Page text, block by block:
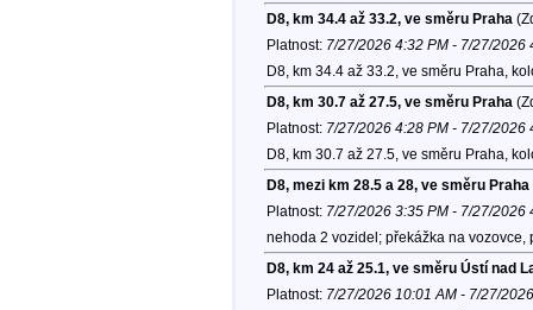
D8, km 34.4 až 33.2, ve směru Praha
Platnost: 7/27/2026 4:32 PM - 7/27/2026
D8, km 34.4 až 33.2, ve směru Praha,
D8, km 30.7 až 27.5, ve směru Praha
Platnost: 7/27/2026 4:28 PM - 7/27/2026
D8, km 30.7 až 27.5, ve směru Praha,
D8, mezi km 28.5 a 28, ve směru Praha
Platnost: 7/27/2026 3:35 PM - 7/27/2026
nehoda 2 vozidel; překážka na vozovce,
D8, km 24 až 25.1, ve směru Ústí nad
Platnost: 7/27/2026 10:01 AM - 7/27/